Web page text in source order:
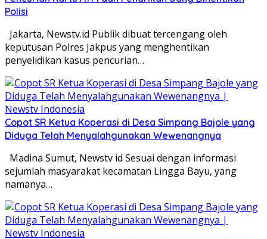
Polisi
Jakarta, Newstv.id Publik dibuat tercengang oleh
keputusan Polres Jakpus yang menghentikan
penyelidikan kasus pencurian…
Copot SR Ketua Koperasi di Desa Simpang Bajole yang
Diduga Telah Menyalahgunakan Wewenangnya
Madina Sumut, Newstv id Sesuai dengan informasi
sejumlah masyarakat kecamatan Lingga Bayu, yang
namanya…